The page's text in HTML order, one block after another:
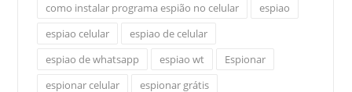
como instalar programa espião no celular
espiao
espiao celular
espiao de celular
espiao de whatsapp
espiao wt
Espionar
espionar celular
espionar grátis